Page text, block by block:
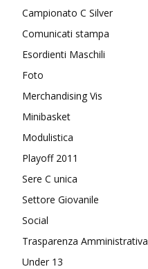
Campionato C Silver
Comunicati stampa
Esordienti Maschili
Foto
Merchandising Vis
Minibasket
Modulistica
Playoff 2011
Sere C unica
Settore Giovanile
Social
Trasparenza Amministrativa
Under 13